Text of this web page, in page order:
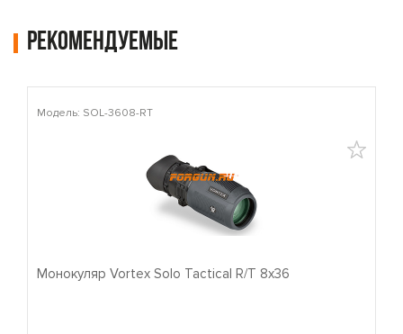
Рекомендуемые
Модель: SOL-3608-RT
Монокуляр Vortex Solo Tactical R/T 8x36